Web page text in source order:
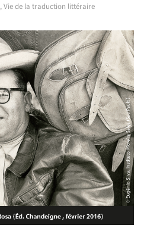
,Vie de la traduction littéraire